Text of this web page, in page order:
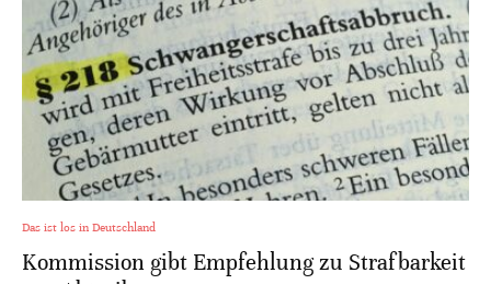
Das ist los in Deutschland
Kommission gibt Empfehlung zu Strafbarkeit